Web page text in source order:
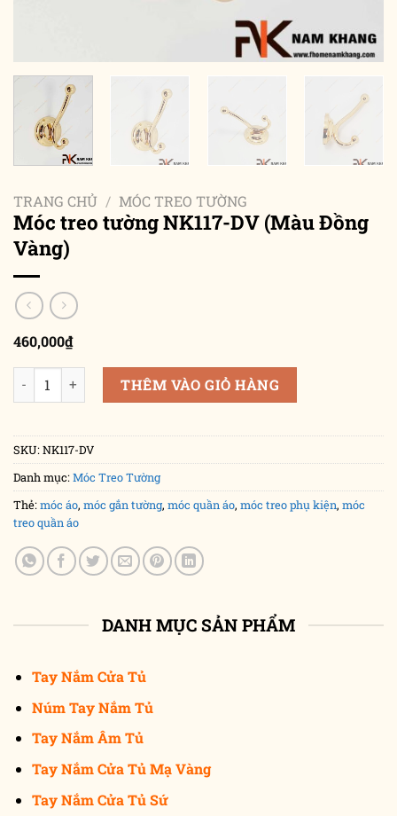
TRANG CHỦ / MÓC TREO TƯỜNG
Móc treo tường NK117-DV (Màu Đồng
Vàng)
460,000₫
Móc treo tường NK117-DV (Màu Đồng Vàng) số lượng
THÊM VÀO GIỎ HÀNG
SKU:NK117-DV
Danh mục:Móc Treo Tường
Thẻ:móc áo, móc gắn tường, móc quần áo, móc treo phụ kiện, móc
treo quần áo
DANH MỤC SẢN PHẨM
Tay Nắm Cửa Tủ
Núm Tay Nắm Tủ
Tay Nắm Âm Tủ
Tay Nắm Cửa Tủ Mạ Vàng
Tay Nắm Cửa Tủ Sứ